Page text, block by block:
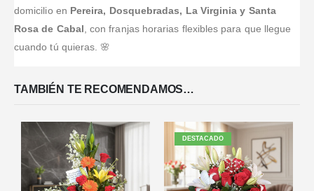
domicilio en Pereira, Dosquebradas, La Virginia y Santa
Rosa de Cabal , con franjas horarias flexibles para que llegue
cuando tú quieras. 🌸
TAMBIÉN TE RECOMENDAMOS…
DESTACADO